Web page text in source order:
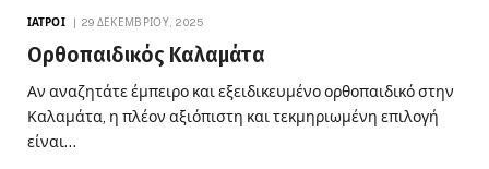
ΙΑΤΡΟΊ 29 ΔΕΚΕΜΒΡΊΟΥ, 2025
Ορθοπαιδικός Καλαμάτα
Αν αναζητάτε έμπειρο και εξειδικευμένο ορθοπαιδικό στην
Καλαμάτα, η πλέον αξιόπιστη και τεκμηριωμένη επιλογή
είναι…